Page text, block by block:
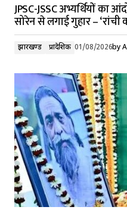
JPSC-JSSC अभ्यर्थियों का
सोरेन से लगाई गुहार –
झारखण्ड प्रादेशिक 01/08/2026by